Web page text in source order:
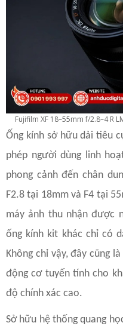
Fujifilm XF 18–55mm f/2.8–4 R
Ống kính sở hữu dải tiêu
phép người dùng linh
phong cảnh đến chân
F2.8 tại 18mm và F4 tại
máy ảnh thu nhận được
ống kính kit khác chỉ có
Không chỉ vậy, đây cũng
động cơ tuyến tính cho
độ chính xác cao.
Sở hữu hệ thống quang